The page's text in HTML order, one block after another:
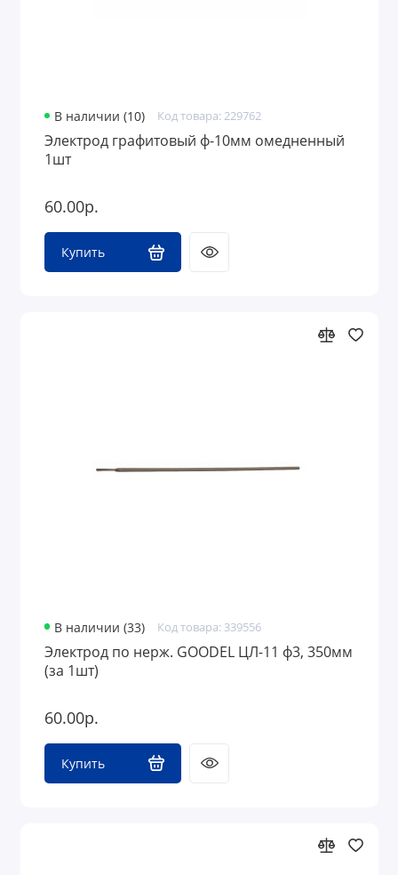
В наличии (10) Код товара: 229762
Электрод графитовый ф-10мм омедненный
1шт
60.00р.
Купить
В наличии (33) Код товара: 339556
Электрод по нерж. GOODEL ЦЛ-11 ф3, 350мм
(за 1шт)
60.00р.
Купить